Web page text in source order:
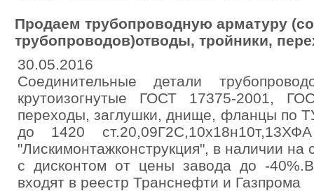
Продаем трубопроводную арматуру
трубопроводов)отводы, тройники,
30.05.2016
Соединительные детали
крутоизогнутые ГОСТ 17375-2001,
переходы, заглушки, днище, фланцы по
до 1420
"Лискимонтажконструкция", в наличии
с дисконтом от цены завода до -
входят в реестр Транснефти и Газпрома